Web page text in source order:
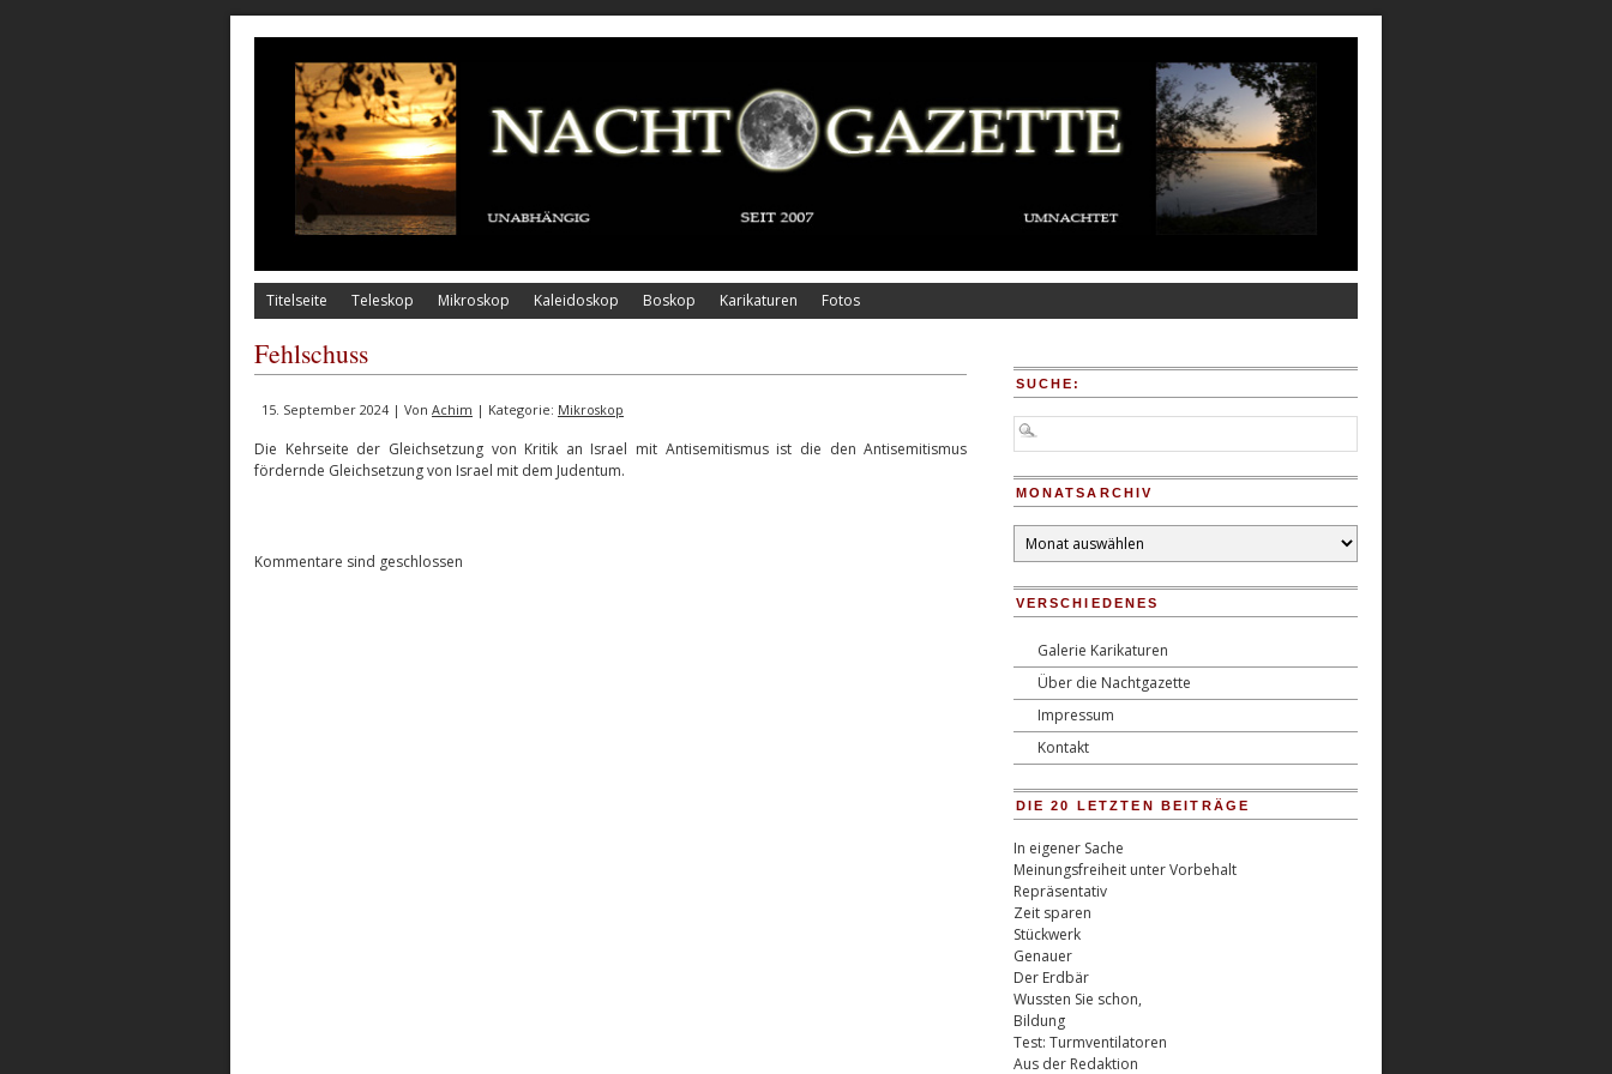
Titelseite Teleskop Mikroskop Kaleidoskop Boskop Karikaturen Fotos
Fehlschuss
15. September 2024 | Von Achim | Kategorie: Mikroskop
Die Kehrseite der Gleichsetzung von Kritik an Israel mit Antisemitismus ist die den Antisemitismus
fördernde Gleichsetzung von Israel mit dem Judentum.
Kommentare sind geschlossen
SUCHE:
MONATSARCHIV
Monatsarchiv
VERSCHIEDENES
Galerie Karikaturen
Über die Nachtgazette
Impressum
Kontakt
DIE 20 LETZTEN BEITRÄGE
In eigener Sache
Meinungsfreiheit unter Vorbehalt
Repräsentativ
Zeit sparen
Stückwerk
Genauer
Der Erdbär
Wussten Sie schon,
Bildung
Test: Turmventilatoren
Aus der Redaktion